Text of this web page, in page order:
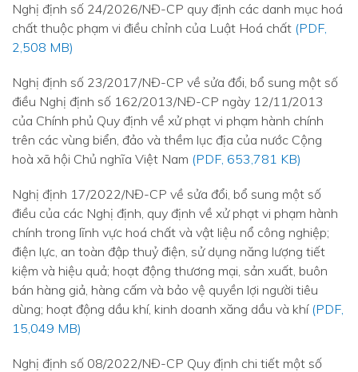
Nghị định số 24/2026/NĐ-CP quy định các danh mục hoá
chất thuộc phạm vi điều chỉnh của Luật Hoá chất (PDF,
2,508 MB)
Nghị định số 23/2017/NĐ-CP về sửa đổi, bổ sung một số
điều Nghị định số 162/2013/NĐ-CP ngày 12/11/2013
của Chính phủ Quy định về xử phạt vi phạm hành chính
trên các vùng biển, đảo và thềm lục địa của nước Cộng
hoà xã hội Chủ nghĩa Việt Nam (PDF, 653,781 KB)
Nghị định 17/2022/NĐ-CP về sửa đổi, bổ sung một số
điều của các Nghị định, quy định về xử phạt vi phạm hành
chính trong lĩnh vực hoá chất và vật liệu nổ công nghiệp;
điện lực, an toàn đập thuỷ điện, sử dụng năng lượng tiết
kiệm và hiệu quả; hoạt động thương mại, sản xuất, buôn
bán hàng giả, hàng cấm và bảo vệ quyền lợi người tiêu
dùng; hoạt động dầu khí, kinh doanh xăng dầu và khí (PDF,
15,049 MB)
Nghị định số 08/2022/NĐ-CP Quy định chi tiết một số